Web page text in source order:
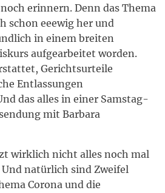
erinnern. Denn das Thema
schon eeewig her und
in einem breiten
aufgearbeitet worden.
Gerichtsurteile
Entlassungen
das alles in einer Samstag-
mit Barbara
wirklich nicht alles noch mal
natürlich sind Zweifel
Corona und die